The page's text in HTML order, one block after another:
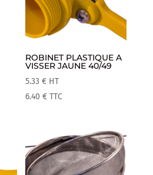
ROBINET PLASTIQUE A
VISSER JAUNE 40/49
5.33€ HT
6.40€ TTC